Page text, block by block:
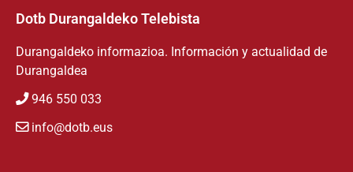
Dotb Durangaldeko Telebista
Durangaldeko informazioa. Información y actualidad de
Durangaldea
946 550 033
info@dotb.eus